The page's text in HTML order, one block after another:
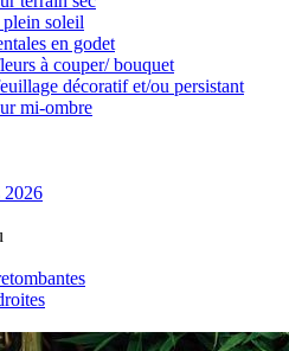
plein soleil
en godet
à couper/ bouquet
décoratif et/ou persistant
mi-ombre
2026